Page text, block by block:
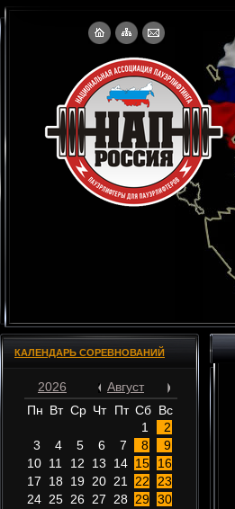
КАЛЕНДАРЬ СОРЕВНОВАНИЙ
2026
Август
Пн Вт Ср Чт Пт Сб Вс
1
2
3
4 5 6 7 8
9
10 11 12 13 14 15
16
17
18 19 20 21 22
23
24 25 26 27 28 29 30